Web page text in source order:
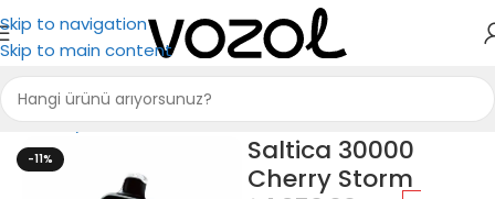
Skip to navigation
Skip to main content
Ana Sayfa Saltica Saltica 30000
-11%
Saltica 30000
Cherry Storm